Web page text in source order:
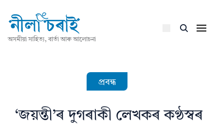
অসমীয়া সাহিত্য, বাৰ্তা আৰু আলোচনা
প্ৰবন্ধ
‘জয়ন্তী’ৰ দুগৰাকী লেখকৰ কণ্ঠস্বৰ